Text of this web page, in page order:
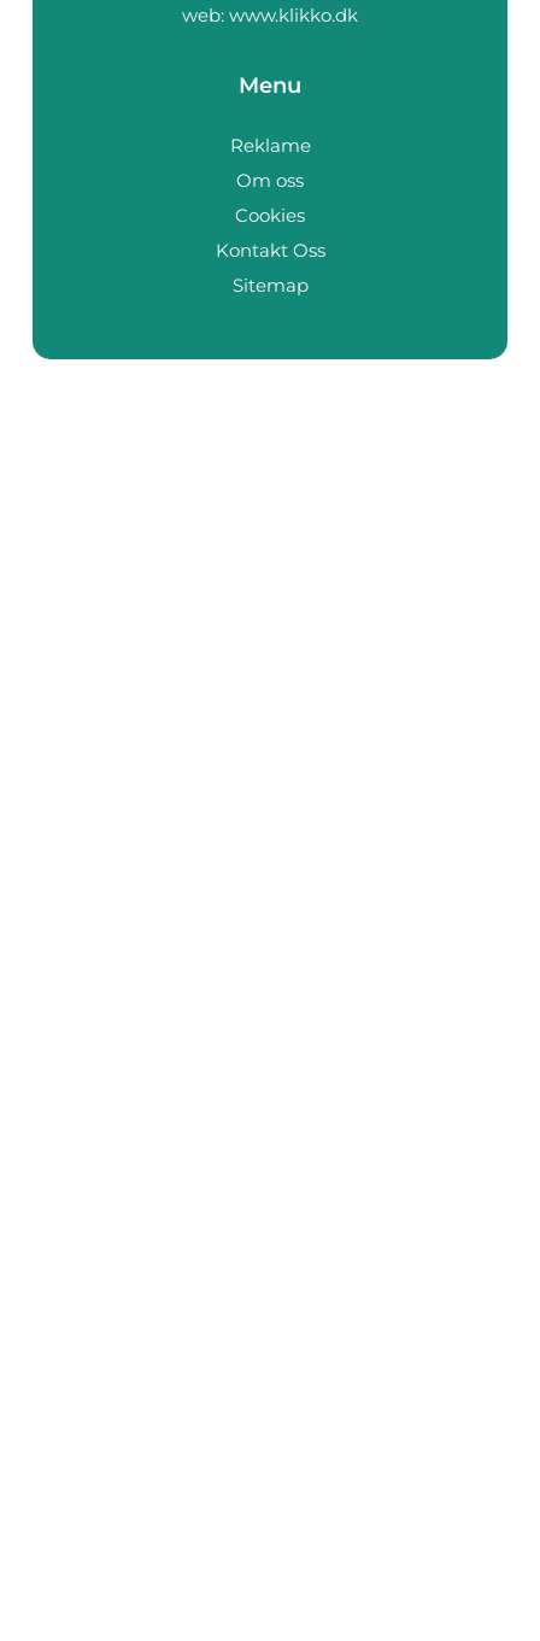
web: www.klikko.dk
Menu
Reklame
Om oss
Cookies
Kontakt Oss
Sitemap